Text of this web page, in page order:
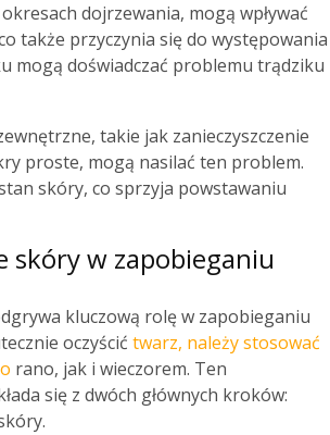
dojrzewania, mogą wpływać
także przyczynia się do występowania
mogą doświadczać problemu trądziku
takie jak zanieczyszczenie
proste, mogą nasilać ten problem.
skóry, co sprzyja powstawaniu
skóry w zapobieganiu
kluczową rolę w zapobieganiu
oczyścić twarz, należy stosować
rano, jak i wieczorem. Ten
się z dwóch głównych kroków: